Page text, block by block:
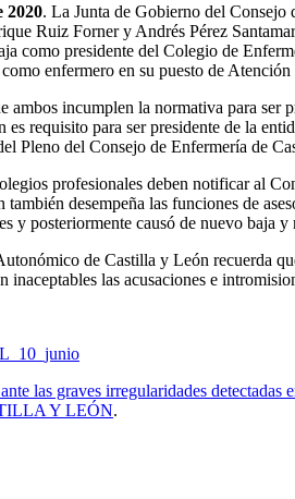
2020. La Junta de Gobierno del Consejo
Ruiz Forner y Andrés Pérez
como presidente del Colegio de
enfermero en su puesto de
ambos incumplen la normativa para
requisito para ser presidente de la
Pleno del Consejo de Enfermería de
profesionales deben notificar al
desempeña las funciones de
y posteriormente causó de nuevo baja
de Castilla y León recuerda
inaceptables las acusaciones e
las graves irregularidades
Y LEÓN.